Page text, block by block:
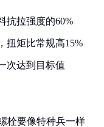
抗拉强度的60%
扭矩比常规高15%
次达到目标值
栓要像特种兵一样